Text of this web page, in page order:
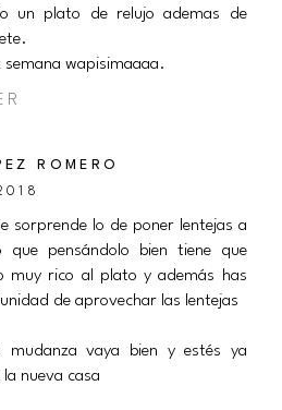
un plato de relujo ademas de
semana wapisimaaaa.
ROMERO
sorprende lo de poner lentejas a
que pensándolo bien tiene que
muy rico al plato y además has
de aprovechar las lentejas
mudanza vaya bien y estés ya
nueva casa